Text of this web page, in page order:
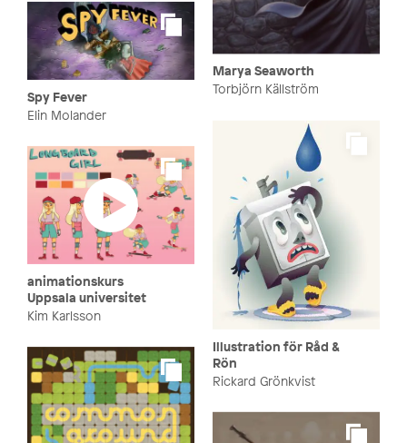
Marya Seaworth
Torbjörn Källström
Spy Fever
Elin Molander
Illustration för Råd &
Rön
Rickard Grönkvist
animationskurs
Uppsala universitet
Kim Karlsson